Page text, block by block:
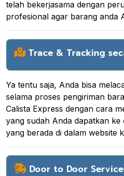
telah bekerjasama dengan
profesional agar barang anda
Trace & Tracking
Ya tentu saja, Anda bisa
selama proses pengiriman
Calista Express dengan cara
yang sudah Anda dapatkan ke
yang berada di dalam website
Door to Door